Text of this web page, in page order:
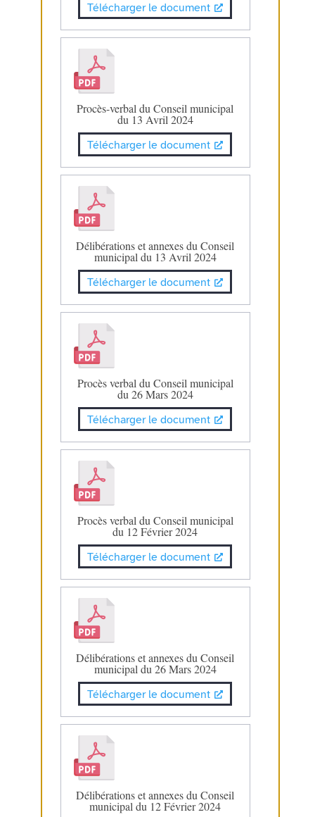
Télécharger le document
Procès-verbal du Conseil municipal
du 13 Avril 2024
Télécharger le document
Délibérations et annexes du Conseil
municipal du 13 Avril 2024
Télécharger le document
Procès verbal du Conseil municipal
du 26 Mars 2024
Télécharger le document
Procès verbal du Conseil municipal
du 12 Février 2024
Télécharger le document
Délibérations et annexes du Conseil
municipal du 26 Mars 2024
Télécharger le document
Délibérations et annexes du Conseil
municipal du 12 Février 2024